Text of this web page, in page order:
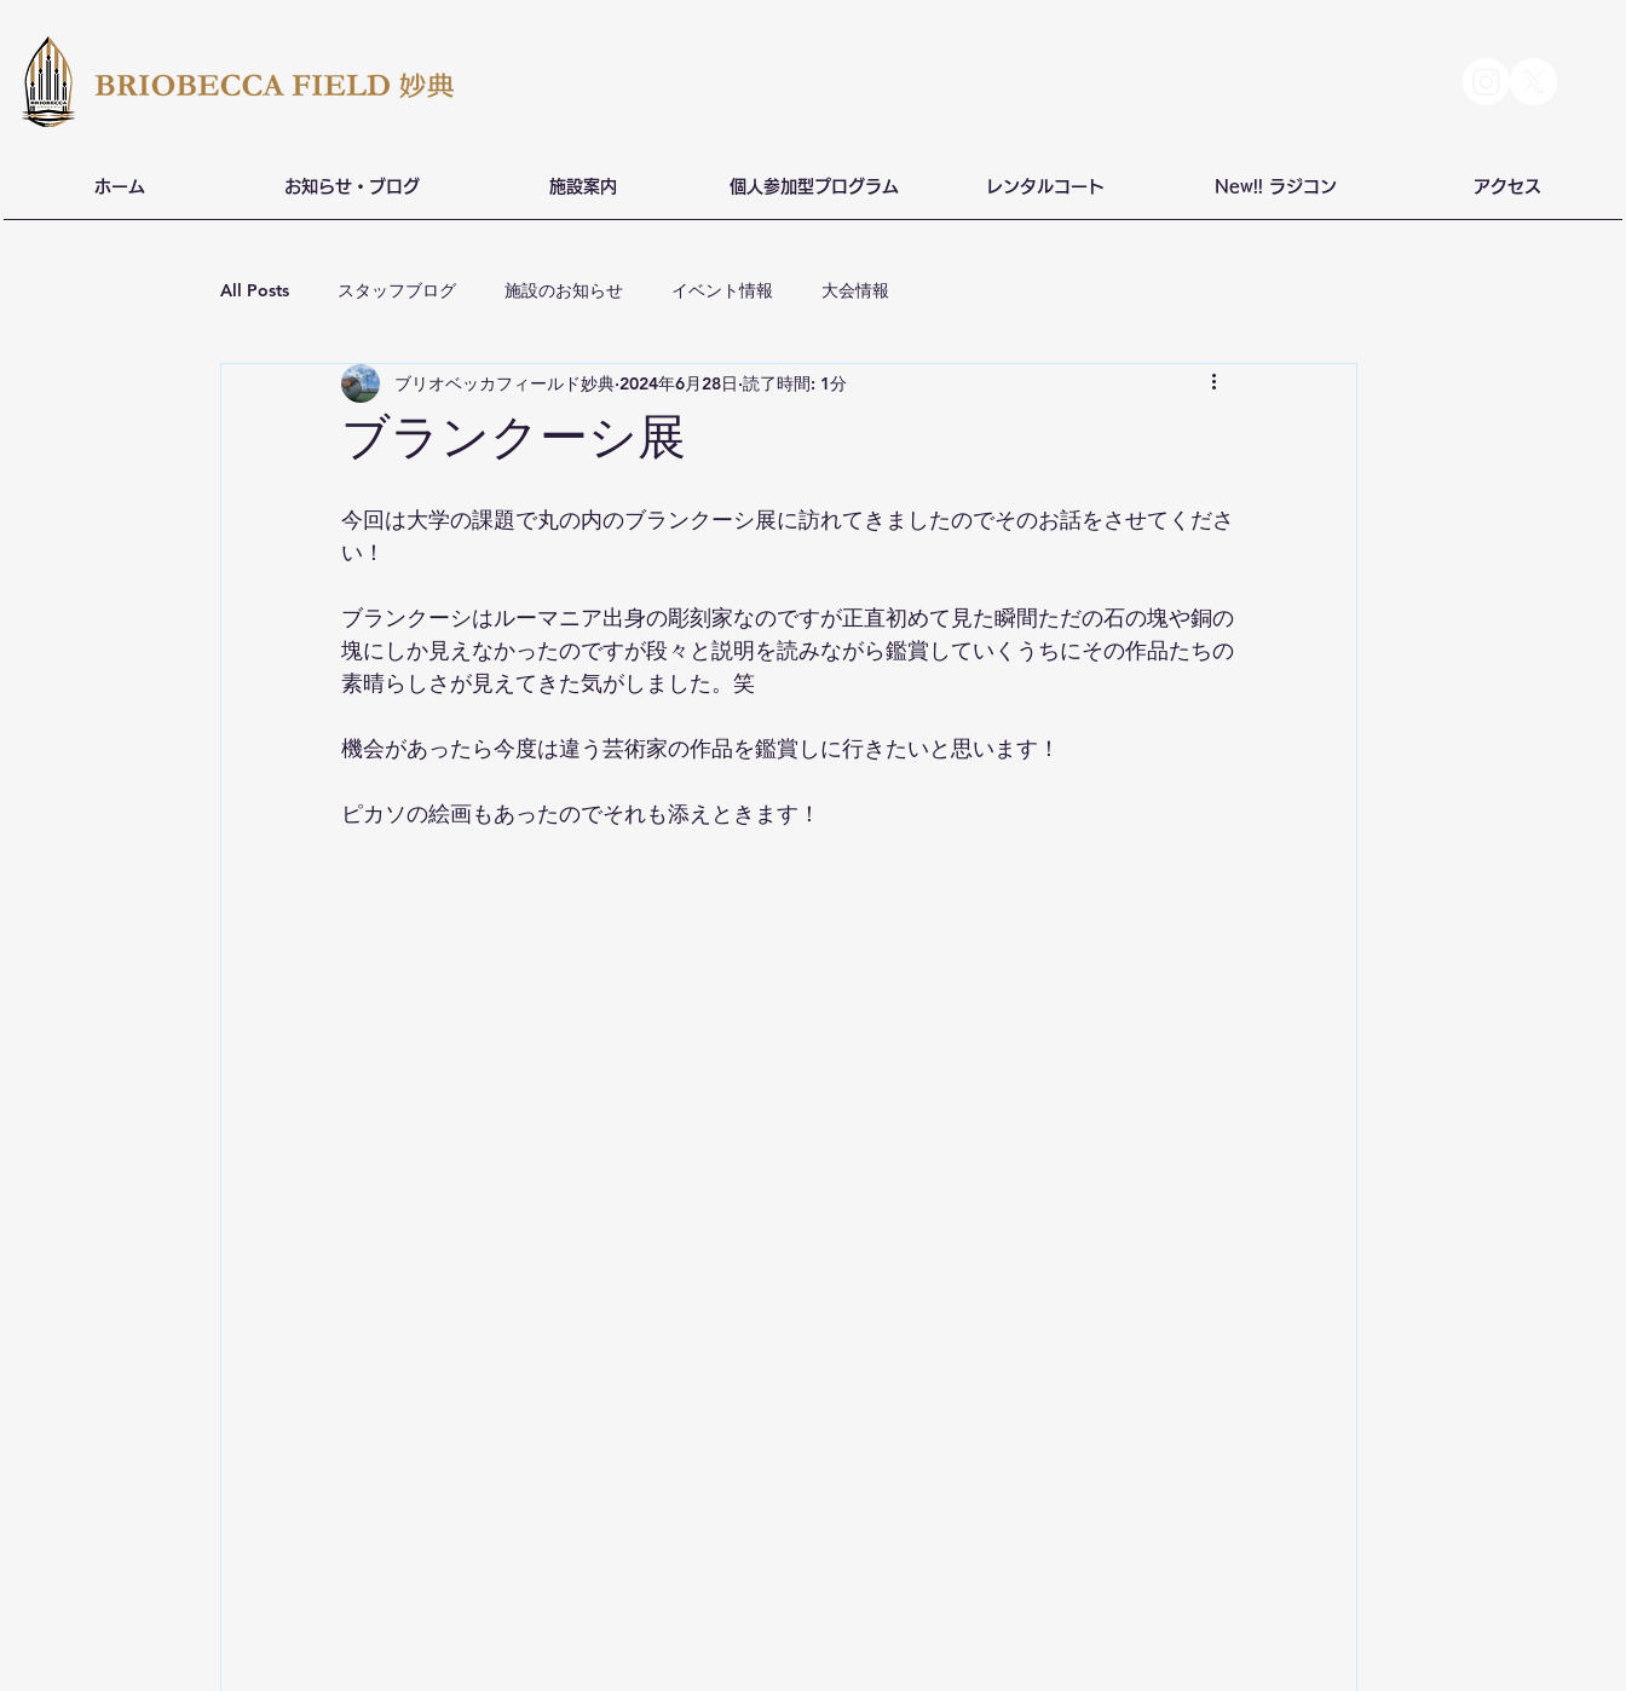
ホーム お知らせ・ブログ 施設案内 個人参加型プログラム レンタルコート New!! ラジコン アクセス
All Posts スタッフブログ 施設のお知らせ イベント情報 大会情報
ブランクーシ展
ブリオベッカフィールド妙典 2024年6月28日 読了時間: 1分
今回は大学の課題で丸の内のブランクーシ展に訪れてきましたのでそのお話をさせてくださ
い！
ブランクーシはルーマニア出身の彫刻家なのですが正直初めて見た瞬間ただの石の塊や銅の
塊にしか見えなかったのですが段々と説明を読みながら鑑賞していくうちにその作品たちの
素晴らしさが見えてきた気がしました。笑
機会があったら今度は違う芸術家の作品を鑑賞しに行きたいと思います！
ピカソの絵画もあったのでそれも添えときます！